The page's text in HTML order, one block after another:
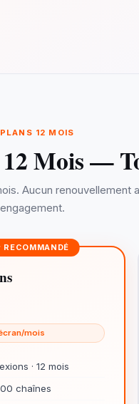
PLANS 12 MOIS
Mois —
Aucun renouvellement
engagement.
RECOMMANDÉ
mois
· 12 mois
chaînes